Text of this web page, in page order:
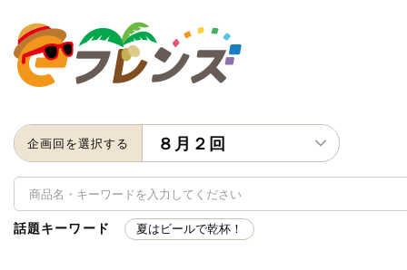
企画回を選択する ８月２回
話題キーワード 夏はビールで乾杯！